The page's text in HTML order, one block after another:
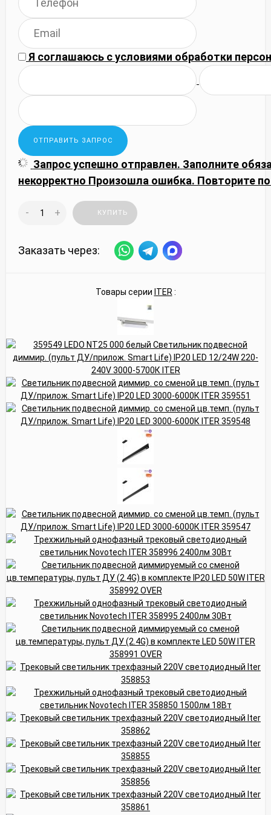
Я соглашаюсь сусловиями обработки
Запрос успешно отправлен. Заполните
некорректно Произошла ошибка. Повторите
- + КУПИТЬ
Заказать через:
Товары серии ITER :